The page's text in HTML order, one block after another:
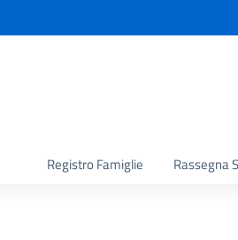
Registro Famiglie Rassegna